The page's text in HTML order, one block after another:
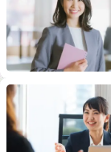
転職
転
転
転